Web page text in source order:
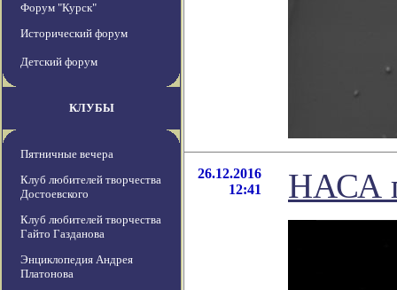
Форум "Курск"
Исторический форум
Детский форум
КЛУБЫ
Пятничные вечера
Клуб любителей творчества
Достоевского
Клуб любителей творчества
Гайто Газданова
Энциклопедия Андрея
Платонова
26.12.2016
12:41
НАСА